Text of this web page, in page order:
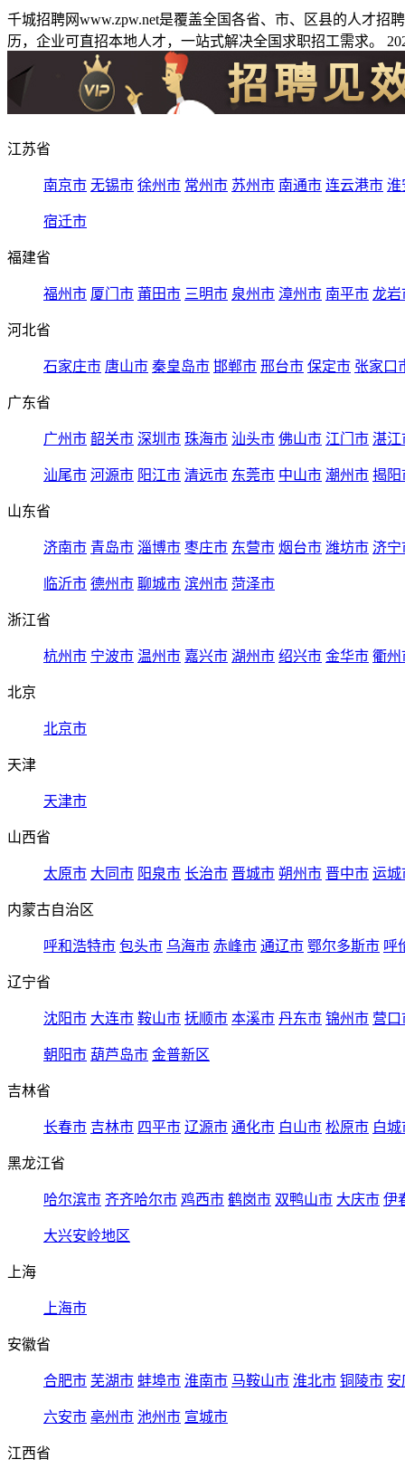
千城招聘网www.zpw.net是覆盖全国各省、市、区县的人才
历，企业可直招本地人才，一站式解决全国求职招工需求。
江苏省
南京市 无锡市 徐州市 常州市 苏州市 南通市 连云港市 淮
宿迁市
福建省
福州市 厦门市 莆田市 三明市 泉州市 漳州市 南平市 龙岩
河北省
石家庄市 唐山市 秦皇岛市 邯郸市 邢台市 保定市 张家口
广东省
广州市 韶关市 深圳市 珠海市 汕头市 佛山市 江门市 湛江
汕尾市 河源市 阳江市 清远市 东莞市 中山市 潮州市 揭阳
山东省
济南市 青岛市 淄博市 枣庄市 东营市 烟台市 潍坊市 济宁
临沂市 德州市 聊城市 滨州市 菏泽市
浙江省
杭州市 宁波市 温州市 嘉兴市 湖州市 绍兴市 金华市 衢州
北京
北京市
天津
天津市
山西省
太原市 大同市 阳泉市 长治市 晋城市 朔州市 晋中市 运城
内蒙古自治区
呼和浩特市 包头市 乌海市 赤峰市 通辽市 鄂尔多斯市 呼
辽宁省
沈阳市 大连市 鞍山市 抚顺市 本溪市 丹东市 锦州市 营口
朝阳市 葫芦岛市 金普新区
吉林省
长春市 吉林市 四平市 辽源市 通化市 白山市 松原市 白城
黑龙江省
哈尔滨市 齐齐哈尔市 鸡西市 鹤岗市 双鸭山市 大庆市 伊
大兴安岭地区
上海
上海市
安徽省
合肥市 芜湖市 蚌埠市 淮南市 马鞍山市 淮北市 铜陵市 安
六安市 亳州市 池州市 宣城市
江西省